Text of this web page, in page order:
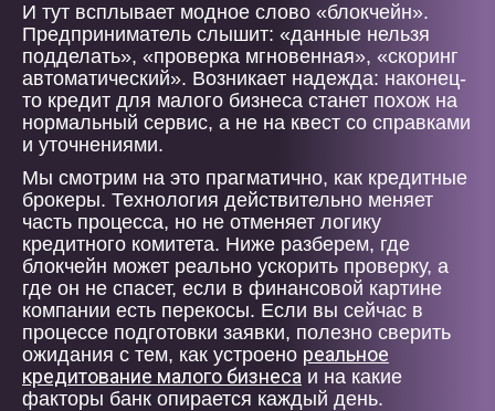
И тут всплывает модное слово «блокчейн».
Предприниматель слышит: «данные нельзя
подделать», «проверка мгновенная», «скоринг
автоматический». Возникает надежда: наконец-
то кредит для малого бизнеса станет похож на
нормальный сервис, а не на квест со справками
и уточнениями.
Мы смотрим на это прагматично, как кредитные
брокеры. Технология действительно меняет
часть процесса, но не отменяет логику
кредитного комитета. Ниже разберем, где
блокчейн может реально ускорить проверку, а
где он не спасет, если в финансовой картине
компании есть перекосы. Если вы сейчас в
процессе подготовки заявки, полезно сверить
ожидания с тем, как устроено реальное
кредитование малого бизнеса и на какие
факторы банк опирается каждый день.